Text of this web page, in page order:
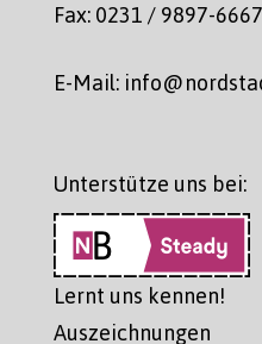
Fax: 0231 / 9897-6667
E-Mail:
Unterstütze uns bei:
Lernt uns kennen!
Auszeichnungen